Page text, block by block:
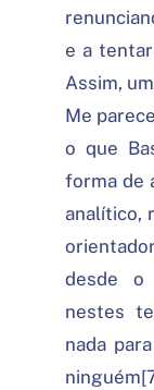
e a
Assim,
Me
o que
forma de
analítico,
desde o
nestes
nada